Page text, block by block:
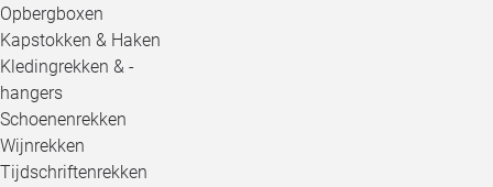
Opbergboxen
Kapstokken & Haken
Kledingrekken & -
hangers
Schoenenrekken
Wijnrekken
Tijdschriftenrekken